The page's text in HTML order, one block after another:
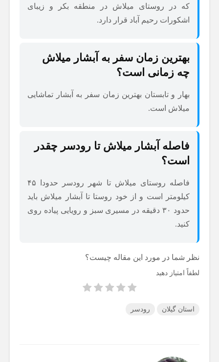
که در روستای میلاش در منطقه بکر و زیبای
اشکورات رحیم آباد قرار دارد.
بهترین زمان سفر به آبشار میلاش
چه زمانی است؟
بهار و تابستان بهترین زمان سفر به آبشار تماشایی
میلاش است.
فاصله آبشار میلاش تا رودسر چقدر
است؟
فاصله روستای میلاش تا شهر رودسر حدودا ۴۵
کیلومتر است و از خود روستا تا آبشار میلاش باید
حدود ۳۰ دقیقه در مسیری سبز و رویایی پیاده روی
کنید.
نظر شما در مورد این مقاله چیست؟
لطفاً امتیاز دهید
استان گیلان رودسر